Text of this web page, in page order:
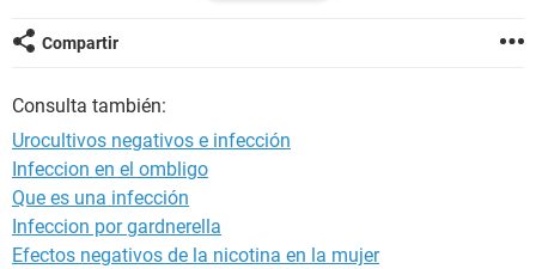
que los cultivos me dan negativos y yo tenía molestias?
Gracias,
Compartir
Consulta también:
Urocultivos negativos e infección
Infeccion en el ombligo
Que es una infección
Infeccion por gardnerella
Efectos negativos de la nicotina en la mujer